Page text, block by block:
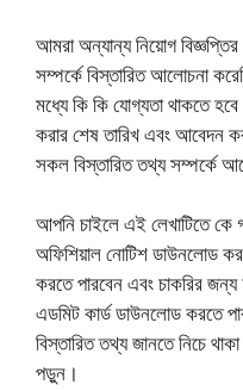
আমরা অন্যান্য নিয়োগ
সম্পর্কে বিস্তারিত আলোচনা
মধ্যে কি কি যোগ্যতা থাকতে
করার শেষ তারিখ এবং আবেদন
সকল বিস্তারিত তথ্য সম্পর্কে
আপনি চাইলে এই লেখাটিতে কে
অফিশিয়াল নোটিশ ডাউনলোড
করতে পারবেন এবং চাকরির
এডমিট কার্ড ডাউনলোড করতে
বিস্তারিত তথ্য জানতে নিচে
পড়ুন।